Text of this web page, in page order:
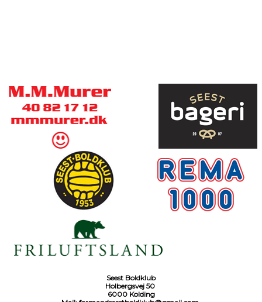
Seest Boldklub
Holbergsvej 50
6000 Kolding